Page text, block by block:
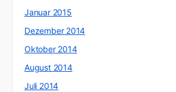
Januar 2015
Dezember 2014
Oktober 2014
August 2014
Juli 2014